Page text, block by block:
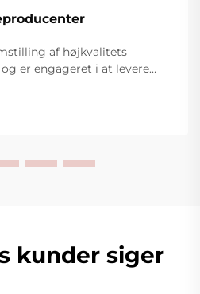
af højkvalitets
er engageret i at levere
energieffektive og stabile,
kunder siger